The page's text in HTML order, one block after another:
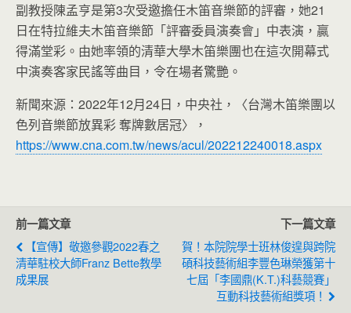
副教授陳孟亨是第3次受邀擔任木笛音樂節的評審，她21
日在特拉維夫木笛音樂節「評審委員演奏會」中表演，贏
得滿堂彩。由她率領的清華大學木笛樂團也在這次開幕式
中演奏客家民謠等曲目，令在場者驚艷。
新聞來源：2022年12月24日，中央社，〈台灣木笛樂團以
色列音樂節放異彩 奪牌數居冠〉，
https://www.cna.com.tw/news/acul/202212240018.aspx
前一篇文章
【宣傳】敬邀參觀2022春之
清華駐校大師Franz Bette教學
成果展
下一篇文章
賀！本院院學士班林俊遑與跨院
碩科技藝術組李豐色琳榮獲第十
七屆「李國鼎(K.T.)科藝競賽」
互動科技藝術組獎項！